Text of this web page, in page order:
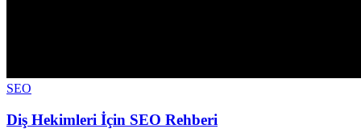
SEO
Diş Hekimleri İçin SEO Rehberi